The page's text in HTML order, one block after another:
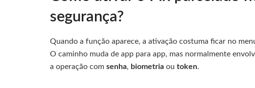
segurança?
Quando a função aparece, a ativação costuma ficar no
O caminho muda de app para app, mas normalmente
a operação com senha, biometria ou token.